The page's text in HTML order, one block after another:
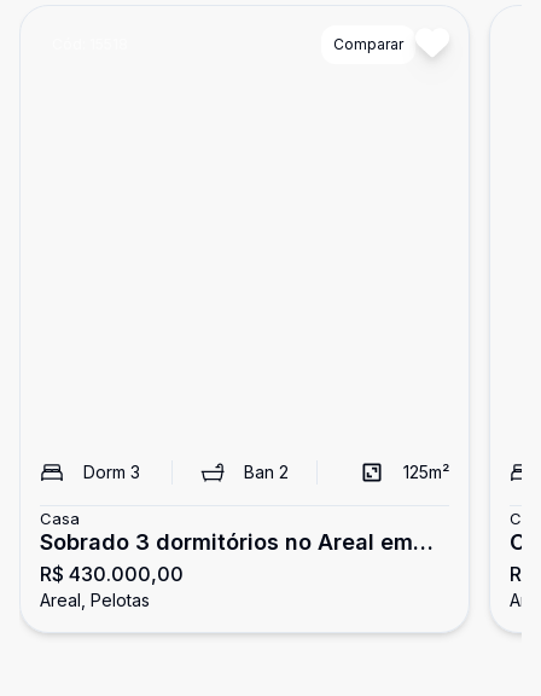
Comparar
Dorm 3 Ban2 125m²
Casa
Sobrado 3 dormitórios no Areal em
Pelotas
R$ 430.000,00
Areal, Pelotas